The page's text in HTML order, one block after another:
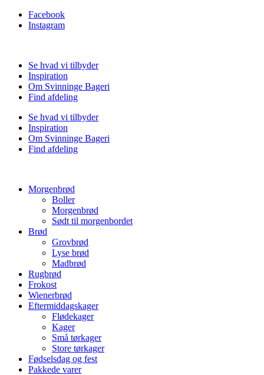
Facebook
Instagram
Se hvad vi tilbyder
Inspiration
Om Svinninge Bageri
Find afdeling
Se hvad vi tilbyder
Inspiration
Om Svinninge Bageri
Find afdeling
Morgenbrød
Boller
Morgenbrød
Sødt til morgenbordet
Brød
Grovbrød
Lyse brød
Madbrød
Rugbrød
Frokost
Wienerbrød
Eftermiddagskager
Flødekager
Kager
Små tørkager
Store tørkager
Fødselsdag og fest
Pakkede varer